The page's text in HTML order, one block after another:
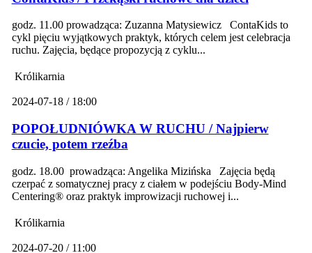
godz. 11.00 prowadząca: Zuzanna Matysiewicz ContaKids to
cykl pięciu wyjątkowych praktyk, których celem jest celebracja
ruchu. Zajęcia, będące propozycją z cyklu...
Królikarnia
2024-07-18 / 18:00
POPOŁUDNIÓWKA W RUCHU / Najpierw
czucie, potem rzeźba
godz. 18.00 prowadząca: Angelika Mizińska Zajęcia będą
czerpać z somatycznej pracy z ciałem w podejściu Body-Mind
Centering® oraz praktyk improwizacji ruchowej i...
Królikarnia
2024-07-20 / 11:00